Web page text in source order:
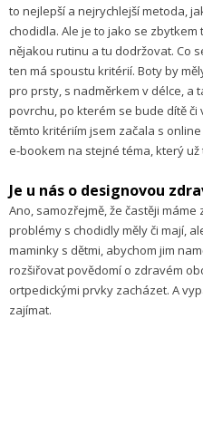
to nejlepší a nejrychlejší metoda,
chodidla. Ale je to jako se
nějakou rutinu a tu dodržovat. Co
ten má spoustu kritérií. Boty by
pro prsty, s nadměrkem v délce, a
povrchu, po kterém se bude dítě
těmto kritériím jsem začala s
e-bookem na stejné téma, který
Je u nás o designovou
Ano, samozřejmě, že častěji
problémy s chodidly měly či mají,
maminky s dětmi, abychom jim
rozšiřovat povědomí o zdravém
ortpedickými prvky zacházet. A
zajímat.